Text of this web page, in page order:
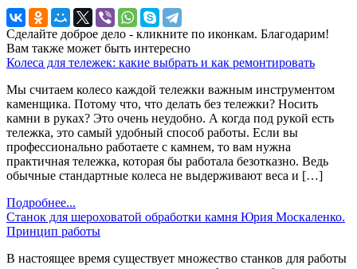
Сделайте доброе дело - кликните по иконкам. Благодарим!
Вам также может быть интересно
Колеса для тележек: какие выбрать и как ремонтировать
Мы считаем колесо каждой тележки важным инструментом
каменщика. Потому что, что делать без тележки? Носить
камни в руках? Это очень неудобно. А когда под рукой есть
тележка, это самый удобный способ работы. Если вы
профессионально работаете с камнем, то вам нужна
практичная тележка, которая бы работала безотказно. Ведь
обычные стандартные колеса не выдерживают веса и […]
Подробнее...
Станок для шероховатой обработки камня Юрия Москаленко.
Принцип работы
В настоящее время существует множество станков для работы